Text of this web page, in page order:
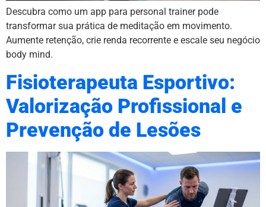
Descubra como um app para personal trainer pode
transformar sua prática de meditação em movimento.
Aumente retenção, crie renda recorrente e escale seu negócio
body mind.
Fisioterapeuta Esportivo:
Valorização Profissional e
Prevenção de Lesões